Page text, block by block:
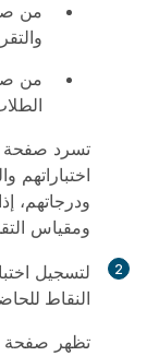
من
من
تسرد صفحة
اختباراتهم
ودرجاتهم،
ومقياس
2
لتسجيل
النقاط
تظهر صفحة